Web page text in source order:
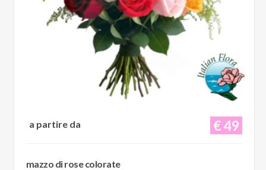
€ 49
a partire da
mazzo di rose colorate